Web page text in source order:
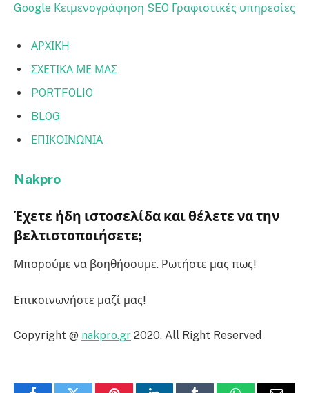
Google Κειμενογράφηση SEO Γραφιστικές υπηρεσίες
ΑΡΧΙΚΗ
ΣΧΕΤΙΚΑ ΜΕ ΜΑΣ
PORTFOLIO
BLOG
ΕΠΙΚΟΙΝΩΝΙΑ
Nakpro
Έχετε ήδη ιστοσελίδα και θέλετε να την
βελτιστοποιήσετε;
Μπορούμε να βοηθήσουμε. Ρωτήστε μας πως!
Επικοινωνήστε μαζί μας!
Copyright @ nakpro.gr 2020. All Right Reserved